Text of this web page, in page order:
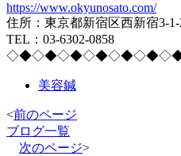
https://www.okyunosato.com/
住所：東京都新宿区西新宿3-
TEL：03-6302-0858
美容鍼
<前のページ
ブログ一覧
次のページ>